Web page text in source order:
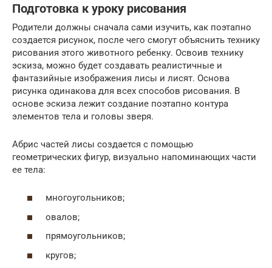
Подготовка к уроку рисования
Родители должны сначала сами изучить, как поэтапно
создается рисунок, после чего смогут объяснить технику
рисования этого животного ребенку. Освоив технику
эскиза, можно будет создавать реалистичные и
фантазийные изображения лисы и лисят. Основа
рисунка одинакова для всех способов рисования. В
основе эскиза лежит создание поэтапно контура
элементов тела и головы зверя.
Абрис частей лисы создается с помощью
геометрических фигур, визуально напоминающих части
ее тела:
многоугольников;
овалов;
прямоугольников;
кругов;